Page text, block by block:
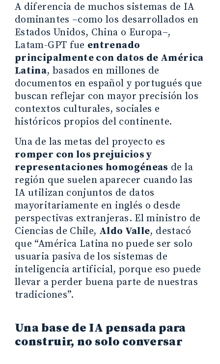
A diferencia de muchos sistemas de IA
dominantes –como los desarrollados en
Estados Unidos, China o Europa–,
Latam-GPT fue entrenado
principalmente con datos de América
Latina, basados en millones de
documentos en español y portugués que
buscan reflejar con mayor precisión los
contextos culturales, sociales e
históricos propios del continente.
Una de las metas del proyecto es
romper con los prejuicios y
representaciones homogéneas de la
región que suelen aparecer cuando las
IA utilizan conjuntos de datos
mayoritariamente en inglés o desde
perspectivas extranjeras. El ministro de
Ciencias de Chile, Aldo Valle, destacó
que “América Latina no puede ser solo
usuaria pasiva de los sistemas de
inteligencia artificial, porque eso puede
llevar a perder buena parte de nuestras
tradiciones”.
Una base de IA pensada para
construir, no solo conversar